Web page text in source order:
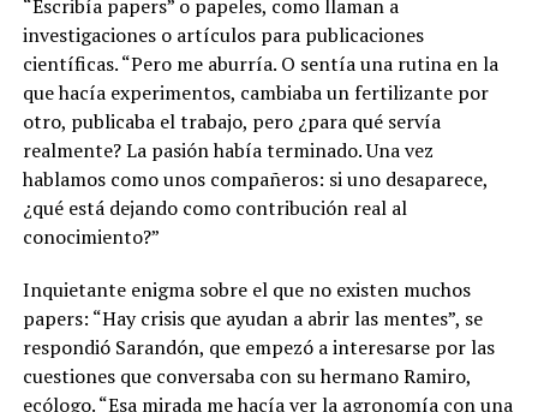
“Escribía papers” o papeles, como llaman a
investigaciones o artículos para publicaciones
científicas. “Pero me aburría. O sentía una rutina en la
que hacía experimentos, cambiaba un fertilizante por
otro, publicaba el trabajo, pero ¿para qué servía
realmente? La pasión había terminado. Una vez
hablamos como unos compañeros: si uno desaparece,
¿qué está dejando como contribución real al
conocimiento?”
Inquietante enigma sobre el que no existen muchos
papers: “Hay crisis que ayudan a abrir las mentes”, se
respondió Sarandón, que empezó a interesarse por las
cuestiones que conversaba con su hermano Ramiro,
ecólogo. “Esa mirada me hacía ver la agronomía con una